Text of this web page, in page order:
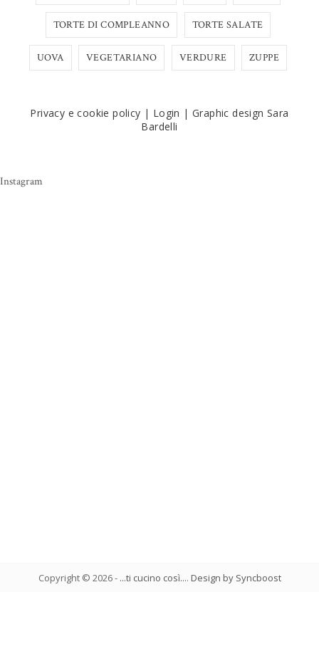
TORTE DI COMPLEANNO TORTE SALATE
UOVA VEGETARIANO VERDURE ZUPPE
Privacy e cookie policy | Login | Graphic design Sara
Bardelli
Instagram
Copyright © 2026- ...ti cucino così.... Design by Syncboost